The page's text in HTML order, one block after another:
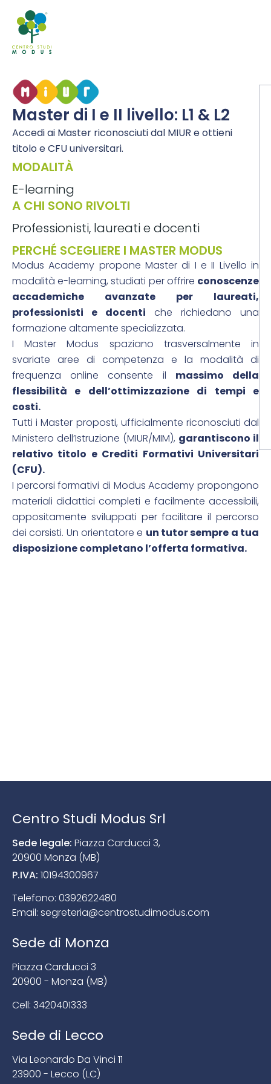
Master di I e II livello: L1 & L2
Accedi ai Master riconosciuti dal MIUR e ottieni
titolo e CFU universitari.
MODALITÀ
E-learning
A CHI SONO RIVOLTI
Professionisti, laureati e docenti
PERCHÉ SCEGLIERE I MASTER MODUS
Modus Academy propone Master di I e II Livello in
modalità e-learning, studiati per offrire conoscenze
accademiche avanzate per laureati,
professionisti e docenti che richiedano una
formazione altamente specializzata.
I Master Modus spaziano trasversalmente in
svariate aree di competenza e la modalità di
frequenza online consente il massimo della
flessibilità e dell’ottimizzazione di tempi e
costi.
Tutti i Master proposti, ufficialmente riconosciuti dal
Ministero dell’Istruzione (MIUR/MIM), garantiscono il
relativo titolo e Crediti Formativi Universitari
(CFU).
I percorsi formativi di Modus Academy propongono
materiali didattici completi e facilmente accessibili,
appositamente sviluppati per facilitare il percorso
dei corsisti. Un orientatore e un tutor sempre a tua
disposizione completano l’offerta formativa.
Centro Studi Modus Srl
Sede legale: Piazza Carducci 3,
20900 Monza (MB)
P.IVA: 10194300967
Telefono: 0392622480
Email: segreteria@centrostudimodus.com
Sede di Monza
Piazza Carducci 3
20900 - Monza (MB)
Cell: 3420401333
Sede di Lecco
Via Leonardo Da Vinci 11
23900 - Lecco (LC)